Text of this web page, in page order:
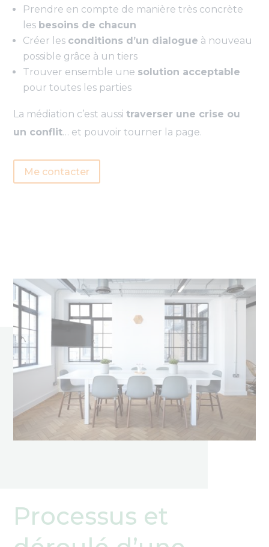
Prendre en compte de manière très concrète
les besoins de chacun
Créer les conditions d’un dialogue à nouveau
possible grâce à un tiers
Trouver ensemble une solution acceptable
pour toutes les parties
La médiation c’est aussitraverser une crise ou
un conflit… et pouvoir tourner la page.
Me contacter
Processus et